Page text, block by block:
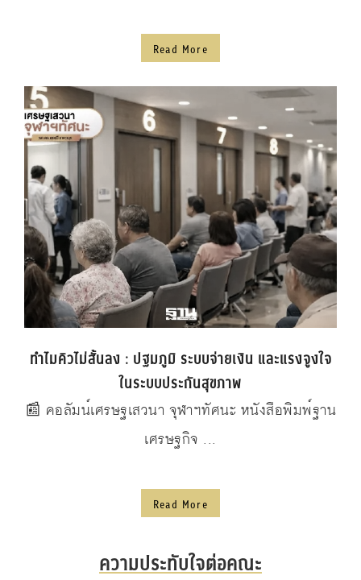
Read More
ทำไมคิวไม่สั้นลง : ปฐมภูมิ ระบบจ่ายเงิน และแรงจูงใจ
ในระบบประกันสุขภาพ
📰 คอลัมน์เศรษฐเสวนา จุฬาฯทัศนะ หนังสือพิมพ์ฐาน
เศรษฐกิจ ...
Read More
ความประทับใจต่อคณะ